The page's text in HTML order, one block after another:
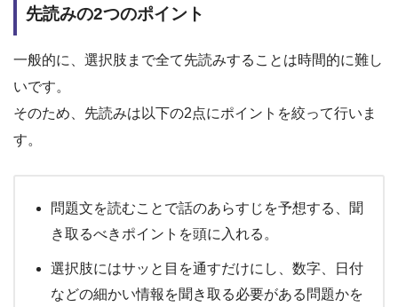
先読みの2つのポイント
一般的に、選択肢まで全て先読みすることは時間的に難し
いです。
そのため、先読みは以下の2点にポイントを絞って行いま
す。
問題文を読むことで話のあらすじを予想する、聞
き取るべきポイントを頭に入れる。
選択肢にはサッと目を通すだけにし、数字、日付
などの細かい情報を聞き取る必要がある問題かを